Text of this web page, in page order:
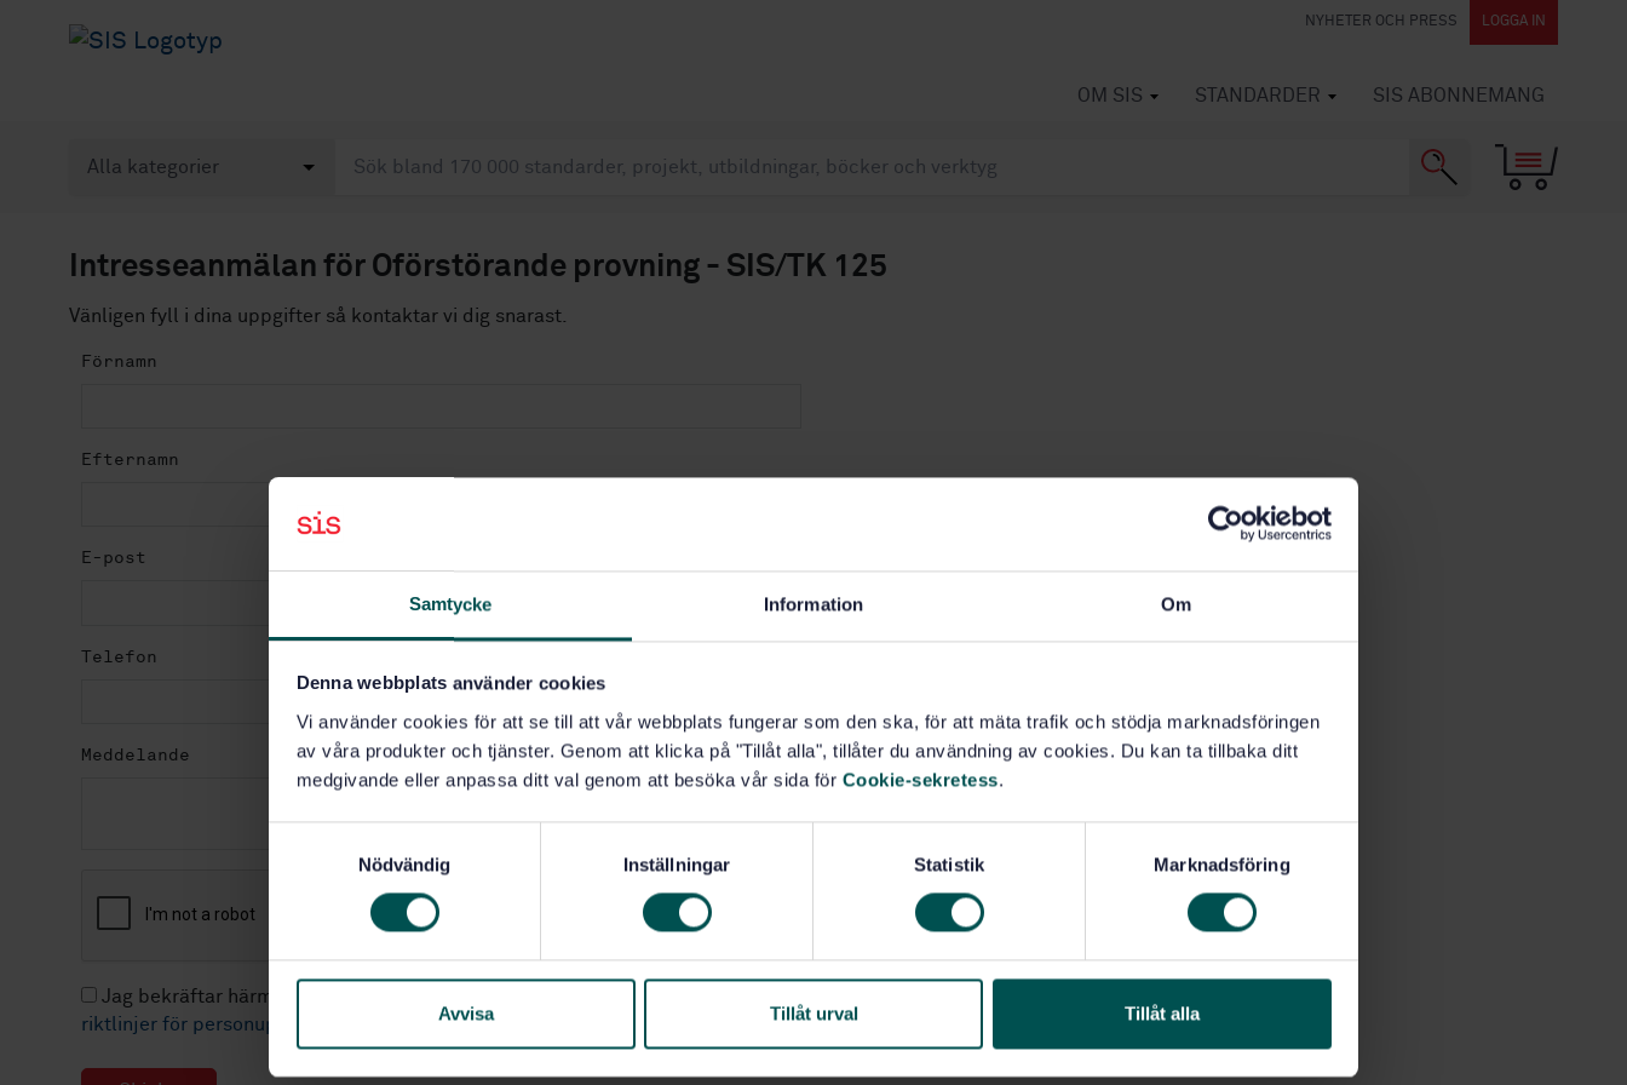
Samtycke Information Om
Denna webbplats använder cookies
Vi använder cookies för att se till att vår webbplats fungerar som den ska, för att mäta trafik och stödja marknadsföringen
av våra produkter och tjänster. Genom att klicka på "Tillåt alla", tillåter du användning av cookies. Du kan ta tillbaka ditt
medgivande eller anpassa ditt val genom att besöka vår sida för Cookie-sekretess.
e
s
Nödvändig Inställningar Statistik Marknadsföring
Avvisa Tillåt urval Tillåt alla
NYHETER OCH PRESS LOGGA IN
OM SIS STANDARDER SIS ABONNEMANG
Intresseanmälan för Oförstörande provning - SIS/TK 125
Vänligen fyll i dina uppgifter så kontaktar vi dig snarast.
Förnamn
Efternamn
E-post
Telefon
Meddelande
Jag bekräftar härmed att jag blivit informerad om och tagit del av
riktlinjer för personuppgiftsbehandling.